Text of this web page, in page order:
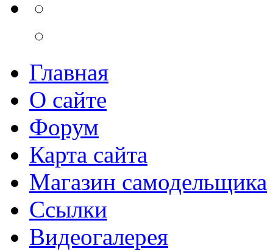
Главная
О сайте
Форум
Карта сайта
Магазин самодельщика
Ссылки
Видеогалерея